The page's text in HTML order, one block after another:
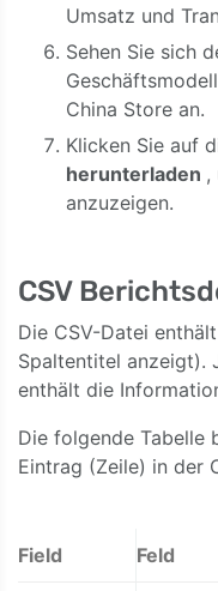
Umsatz und
Sehen Sie sich
China Store an.
Klicken Sie auf
herunterladen ,
anzuzeigen.
CSV
Die CSV-Datei
Spaltentitel anzeigt).
enthält die
Die folgende Tabelle
Eintrag (Zeile) in der
Field Feld